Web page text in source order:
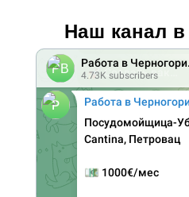
Наш канал в